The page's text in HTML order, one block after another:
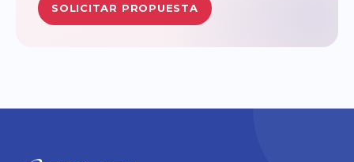
SOLICITAR PROPUESTA